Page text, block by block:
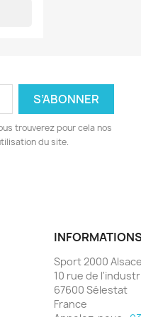
trouverez pour cela nos
du site.
Sport 2000 Alsace
10 rue de
67600 Sélestat
France